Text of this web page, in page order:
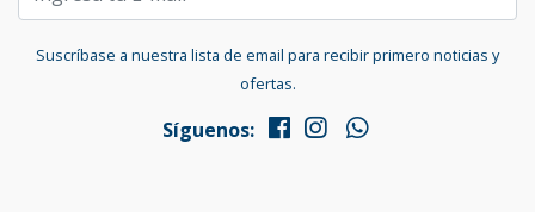
Suscríbase a nuestra lista de email para recibir primero noticias y
ofertas.
Síguenos: